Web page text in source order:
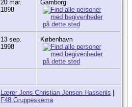
20 mar.
1898
Gamborg
13 sep.
1998
København
Lærer Jens Christian Jensen Hasseriis
F48 Gruppeskema